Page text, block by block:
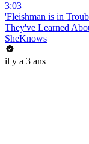
3:03
'Fleishman is in
They've Learned
SheKnows
il y a 3 ans